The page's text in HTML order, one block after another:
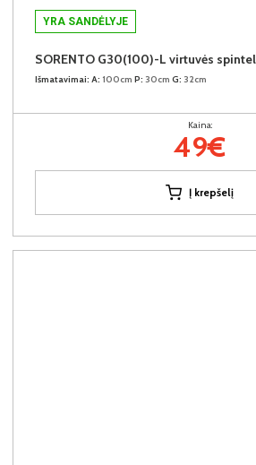
YRA SANDĖLYJE
Išmatavimai: A: 100cm P: 30cm G: 32cm
Kaina:
49€
Į krepšelį